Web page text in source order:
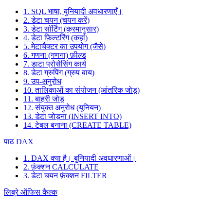
1. SQL भाषा, बुनियादी अवधारणाएँ।
2. डेटा चयन (चयन करें)
3. डेटा सॉर्टिंग (क्रमानुसार)
4. डेटा फ़िल्टरिंग (कहां)
5. मेटाचैक्टर का उपयोग (जैसे)
6. गणना (गणना) फ़ील्ड
7. डाटा प्रोसेसिंग कार्य
8. डेटा ग्रुपिंग (ग्रुप बाय)
9. उप-अनुरोध
10. तालिकाओं का संयोजन (आंतरिक जोड़)
11. बाहरी जोड़
12. संयुक्त अनुरोध (यूनियन)
13. डेटा जोड़ना (INSERT INTO)
14. टेबल बनाना (CREATE TABLE)
पाठ DAX
1. DAX क्या है। बुनियादी अवधारणाओं।
2. फ़ंक्शन CALCULATE
3. डेटा चयन फ़ंक्शन FILTER
लिब्रे ऑफिस कैल्क